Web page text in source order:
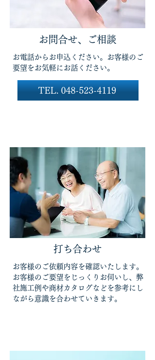
お問合せ、ご相談
お電話からお申込ください。お客様のご
要望をお気軽にお話ください。
TEL. 048-523-4119
打ち合わせ
お客様のご依頼内容を確認いたします。
お客様のご要望をじっくりお伺いし、弊
社施工例や商材カタログなどを参考にし
ながら意識を合わせていきます。